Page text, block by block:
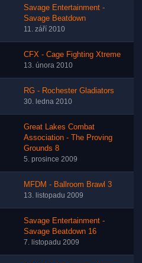
Savage Entertainment -
Savage Beatdown
11. září 2010
CFX - Cage Fighting Xtreme
13. února 2010
RG - Rochester Gladiators
30. ledna 2010
Great Lakes Combat
Association - The Proving
Grounds 8
5. prosince 2009
MFDM - Ballroom Brawl 3
13. listopadu 2009
Savage Entertainment -
Savage Beatdown 16
7. listopadu 2009